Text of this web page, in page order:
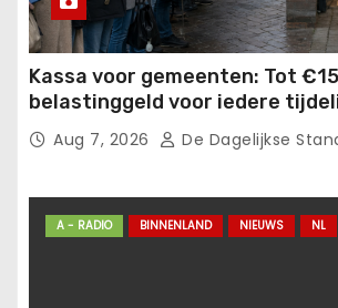
Kassa voor gemeenten: Tot
belastinggeld voor iedere
gehuisveste statushouder!.
Aug 7, 2026 De Dagelijkse
A - RADIO BINNENLAND NIEUWS NL